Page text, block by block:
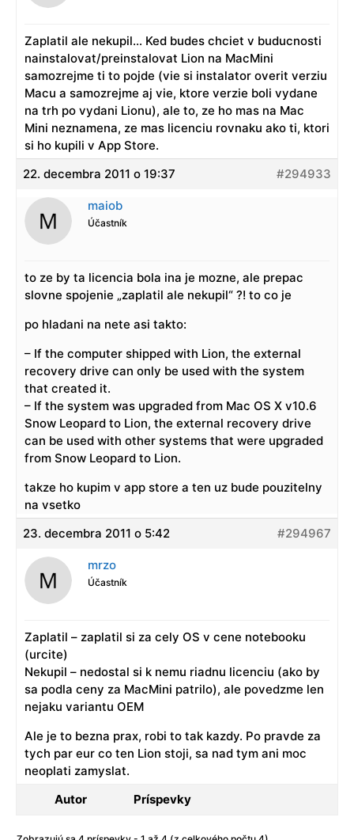
Zaplatil ale nekupil… Ked budes chciet v buducnosti
nainstalovat/preinstalovat Lion na MacMini
samozrejme ti to pojde (vie si instalator overit verziu
Macu a samozrejme aj vie, ktore verzie boli vydane
na trh po vydani Lionu), ale to, ze ho mas na Mac
Mini neznamena, ze mas licenciu rovnaku ako ti, ktori
si ho kupili v App Store.
22. decembra 2011 o 19:37
#294933
maiob
Účastník
to ze by ta licencia bola ina je mozne, ale prepac
slovne spojenie „zaplatil ale nekupil“ ?! to co je
po hladani na nete asi takto:
– If the computer shipped with Lion, the external
recovery drive can only be used with the system
that created it.
– If the system was upgraded from Mac OS X v10.6
Snow Leopard to Lion, the external recovery drive
can be used with other systems that were upgraded
from Snow Leopard to Lion.
takze ho kupim v app store a ten uz bude pouzitelny
na vsetko
23. decembra 2011 o 5:42
#294967
mrzo
Účastník
Zaplatil – zaplatil si za cely OS v cene notebooku
(urcite)
Nekupil – nedostal si k nemu riadnu licenciu (ako by
sa podla ceny za MacMini patrilo), ale povedzme len
nejaku variantu OEM
Ale je to bezna prax, robi to tak kazdy. Po pravde za
tych par eur co ten Lion stoji, sa nad tym ani moc
neoplati zamyslat.
Autor
Príspevky